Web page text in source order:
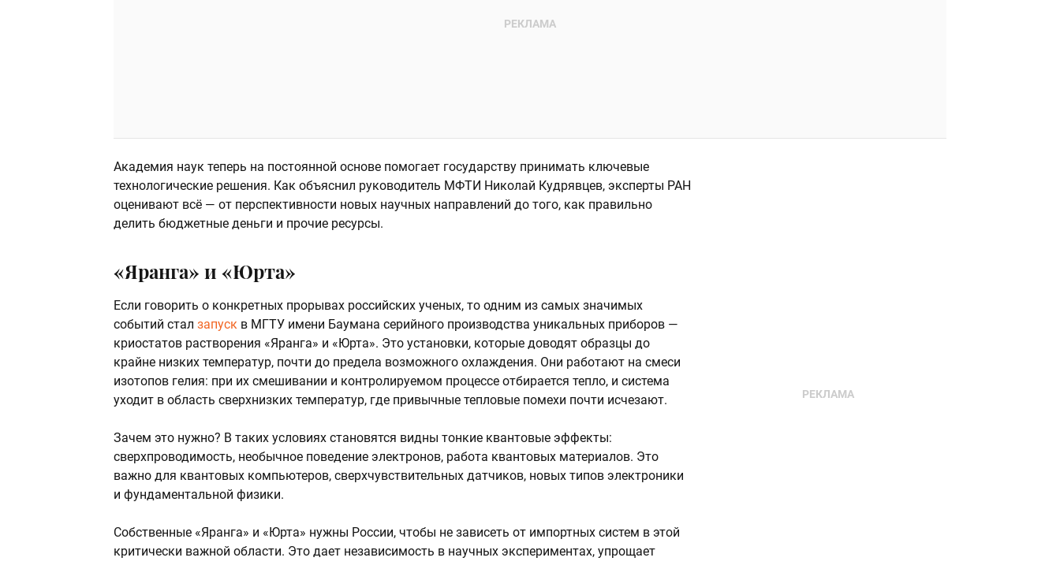
Академия наук теперь на постоянной основе помогает государству принимать ключевые
технологические решения. Как объяснил руководитель МФТИ Николай Кудрявцев, эксперты РАН
оценивают всё — от перспективности новых научных направлений до того, как правильно
делить бюджетные деньги и прочие ресурсы.
«Яранга» и «Юрта»
Если говорить о конкретных прорывах российских ученых, то одним из самых значимых
событий стал запуск в МГТУ имени Баумана серийного производства уникальных приборов —
криостатов растворения «Яранга» и «Юрта». Это установки, которые доводят образцы до
крайне низких температур, почти до предела возможного охлаждения. Они работают на смеси
изотопов гелия: при их смешивании и контролируемом процессе отбирается тепло, и система
уходит в область сверхнизких температур, где привычные тепловые помехи почти исчезают.
Зачем это нужно? В таких условиях становятся видны тонкие квантовые эффекты:
сверхпроводимость, необычное поведение электронов, работа квантовых материалов. Это
важно для квантовых компьютеров, сверхчувствительных датчиков, новых типов электроники
и фундаментальной физики.
Собственные «Яранга» и «Юрта» нужны России, чтобы не зависеть от импортных систем в этой
критически важной области. Это дает независимость в научных экспериментах, упрощает